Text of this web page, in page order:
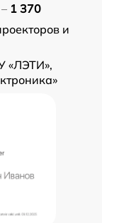
1 370
и
«ЛЭТИ»,